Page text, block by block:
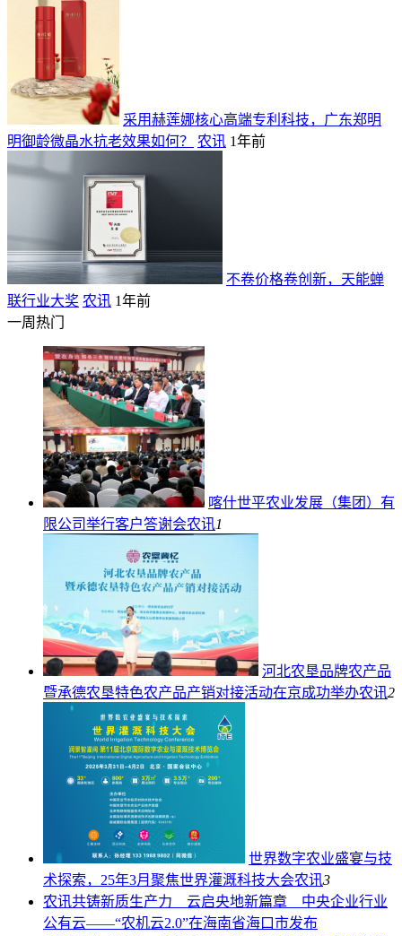
采用赫莲娜核心高端专利科技，广东郑明
明御龄微晶水抗老效果如何？
农讯 1年前
不卷价格卷创新，天能蝉
联行业大奖 农讯 1年前
一周热门
喀什世平农业发展（集团）有
限公司举行客户答谢会农讯1
河北农垦品牌农产品
暨承德农垦特色农产品产销对接活动在京成功举办农讯2
世界数字农业盛宴与技
术探索，25年3月聚焦世界灌溉科技大会农讯3
农讯共铸新质生产力 云启央地新篇章 中央企业行业
公有云——“农机云2.0”在海南省海口市发布